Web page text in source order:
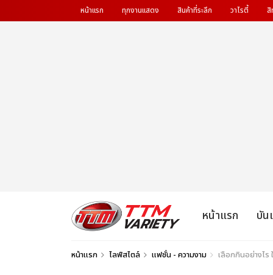
หน้าแรก ทุกงานแสดง สินค้าที่ระลึก วาไรตี้ สิ
หน้าแรก บัน
หน้าแรก ไลฟ์สไตล์ แฟชั่น - ความงาม เลือกกินอย่างไร